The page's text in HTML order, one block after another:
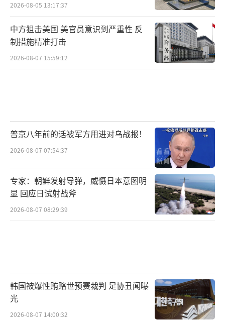
2026-08-05 13:17:37
中方狙击美国 美官员意识到严重性 反
制措施精准打击
2026-08-07 15:59:12
普京八年前的话被军方用进对乌战报！
2026-08-07 07:54:37
专家：朝鲜发射导弹，威慑日本意图明
显 回应日试射战斧
2026-08-07 08:29:39
韩国被爆性贿赂世预赛裁判 足协丑闻曝
光
2026-08-07 14:00:32